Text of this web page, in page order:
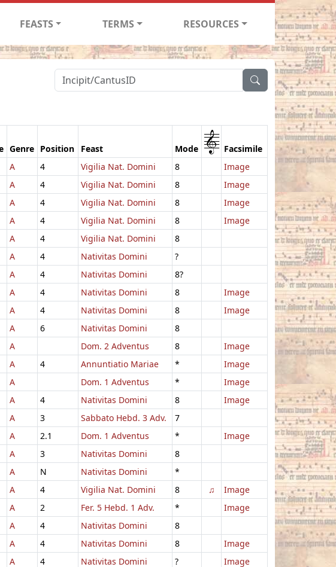
FEASTS TERMS RESOURCES
Genre Position Feast Mode 1 Facsimile
A 4 Vigilia Nat. Domini 8
Image
A 4 Vigilia Nat. Domini 8
Image
A 4 Vigilia Nat. Domini 8
Image
A 4 Vigilia Nat. Domini 8
Image
A 4 Vigilia Nat. Domini
8
A 4 Nativitas Domini
?
A 4 Nativitas Domini
8?
A 4 Nativitas Domini 8
Image
A 4 Nativitas Domini 8
Image
A 6 Nativitas Domini
8
A Dom. 2 Adventus 8
Image
A 4 Annuntiatio Mariae *
Image
A Dom. 1 Adventus *
Image
A 4 Nativitas Domini 8
Image
A 3 Sabbato Hebd. 3 Adv.
7
A 2.1 Dom. 1 Adventus *
Image
A 3 Nativitas Domini
8
A N Nativitas Domini
*
A 4 Vigilia Nat. Domini 8 ♫
Image
A 2 Fer. 5 Hebd. 1 Adv. *
Image
A 4 Nativitas Domini
8
A 4 Nativitas Domini 8
Image
A 4 Nativitas Domini ?
Image